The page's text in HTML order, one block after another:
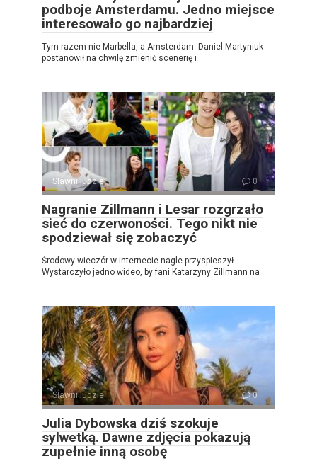
podboje Amsterdamu. Jedno miejsce
interesowało go najbardziej
Tym razem nie Marbella, a Amsterdam. Daniel Martyniuk
postanowił na chwilę zmienić scenerię i
Sławni ludzie 0
Nagranie Zillmann i Lesar rozgrzało
sieć do czerwoności. Tego nikt nie
spodziewał się zobaczyć
Środowy wieczór w internecie nagle przyspieszył.
Wystarczyło jedno wideo, by fani Katarzyny Zillmann na
Sławni ludzie 0
Julia Dybowska dziś szokuje
sylwetką. Dawne zdjęcia pokazują
zupełnie inną osobę